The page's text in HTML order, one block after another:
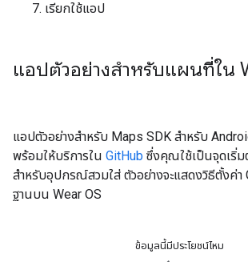
เรียกใช้แอป
แอปตัวอย่างสำหรับแผนที่ใน
แอปตัวอย่างสำหรับ Maps SDK สำหรับ
พร้อมให้บริการใน GitHub ซึ่งคุณใช้เป็นจุดเริ่ม
สำหรับอุปกรณ์สวมใส่ ตัวอย่างจะแสดงวิธีตั้งค่
ฐานบน Wear OS
ข้อมูลนี้มีประโยชน์ไหม